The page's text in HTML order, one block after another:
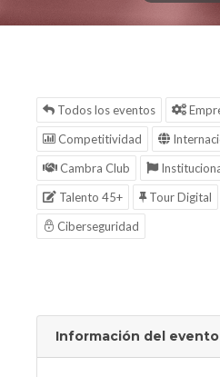
Todos los eventos
Competitividad
Cambra Club
Talento 45+
Tour Digital
Ciberseguridad
Información del